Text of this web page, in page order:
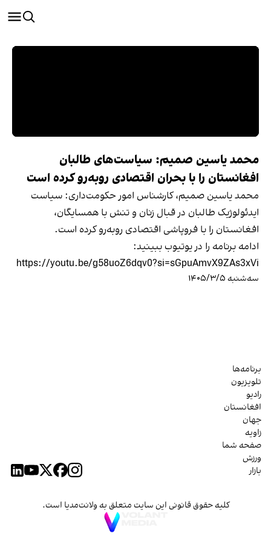
محمد یاسین صمیم: سیاست‌های طالبان
افغانستان را با بحران اقتصادی روبه‌رو کرده است
محمد یاسین صمیم، کارشناس امور حکومت‌داری: سیاست
ایدئولوژیک طالبان در قبال زنان و تنش با همسایگان،
افغانستان را با فروپاشی اقتصادی روبه‌رو کرده است.
ادامه برنامه را در یوتیوب ببینید:
https://youtu.be/g58uoZ6dqv0?si=sGpuAmvX9ZAs3xVi
سه‌شنبه ۱۴۰۵/۳/۵
برنامه‌ها
تلویزیون
رادیو
افغانستان
جهان
زاویه
صفحه شما
ورزش
بازار
کلیه حقوق قانونی این سایت متعلق به ولانت‌مدیا است.